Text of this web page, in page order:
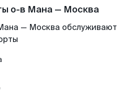
о-в Мана — Москва
— Москва обслуживают